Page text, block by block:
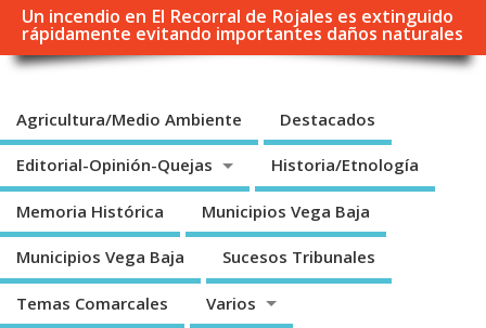
Un incendio en El Recorral de Rojales es extinguido
rápidamente evitando importantes daños naturales
Agricultura/Medio Ambiente Destacados
Editorial-Opinión-Quejas Historia/Etnología
Memoria Histórica Municipios Vega Baja
Municipios Vega Baja Sucesos Tribunales
Temas Comarcales Varios